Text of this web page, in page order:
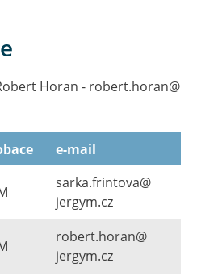
Horan - robert.horan@​
e-mail
sarka.frintova@​
jergym.cz
robert.horan@​
jergym.cz